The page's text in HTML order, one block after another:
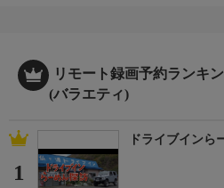
体験した奇怪な話を次々と披露▽霊
店に何を見た？▽来店客が目撃する
【出演者】大赤見ノヴ、城谷歩【製
リモート録画予約ランキ
(バラエティ)
1
ドライブインら